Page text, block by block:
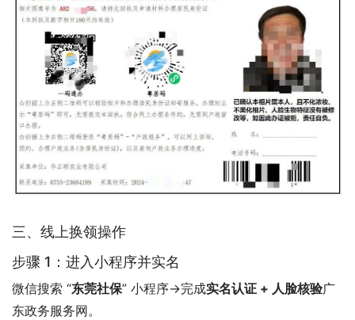
三、线上换领操作
步骤 1：进入小程序并实名
微信搜索 “东莞社保” 小程序→完成实名认证 + 人脸核验广
东政务服务网。